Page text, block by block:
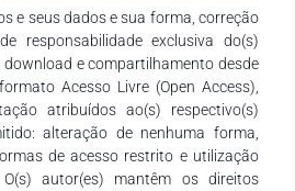
que ela se consolide como
valioso, atendendo às
docentes de todos os níveis de
na temática.
e seus dados e sua forma, correção
responsabilidade exclusiva do(s)
e compartilhamento desde
Acesso Livre (Open Access),
atribuídos ao(s) respectivo(s)
alteração de nenhuma forma,
de acesso restrito e utilização
autor(es) mantêm os direitos